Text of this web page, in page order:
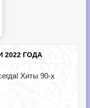
2022 ГОДА
Хиты 90-х